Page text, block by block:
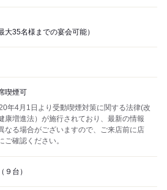
大35名様までの宴会可能）
喫煙可
年4月1日より受動喫煙対策に関する法律(改
康増進法）が施行されており、最新の情報
なる場合がございますので、ご来店前に店
ご確認ください。
９台）